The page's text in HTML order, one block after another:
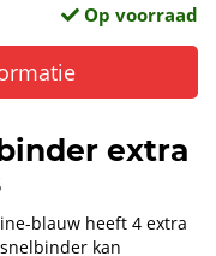
Op voorraad
extra
blauw heeft 4 extra
kan